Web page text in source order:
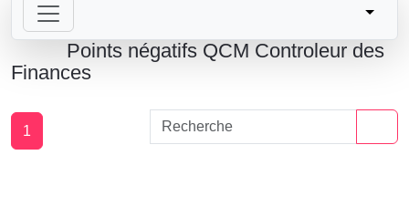
Points négatifs QCM Controleur des
Finances
1